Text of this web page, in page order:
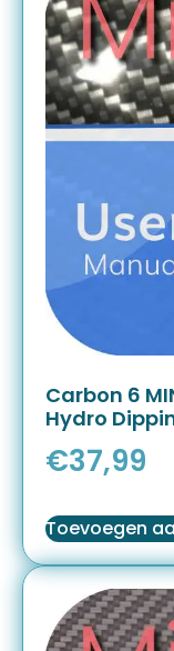
Carbon 6
Hydro
€37,99
Toevoegen